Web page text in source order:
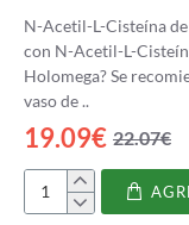
N-Acetil-L-Cisteína
con N-Acetil-L-Cisteína. ¿Cómo tomar N-Acetil L-
Holomega? Se recomienda ingerir diariamente 1 cápsula, con un
vaso de ..
19.09€ 22.07€